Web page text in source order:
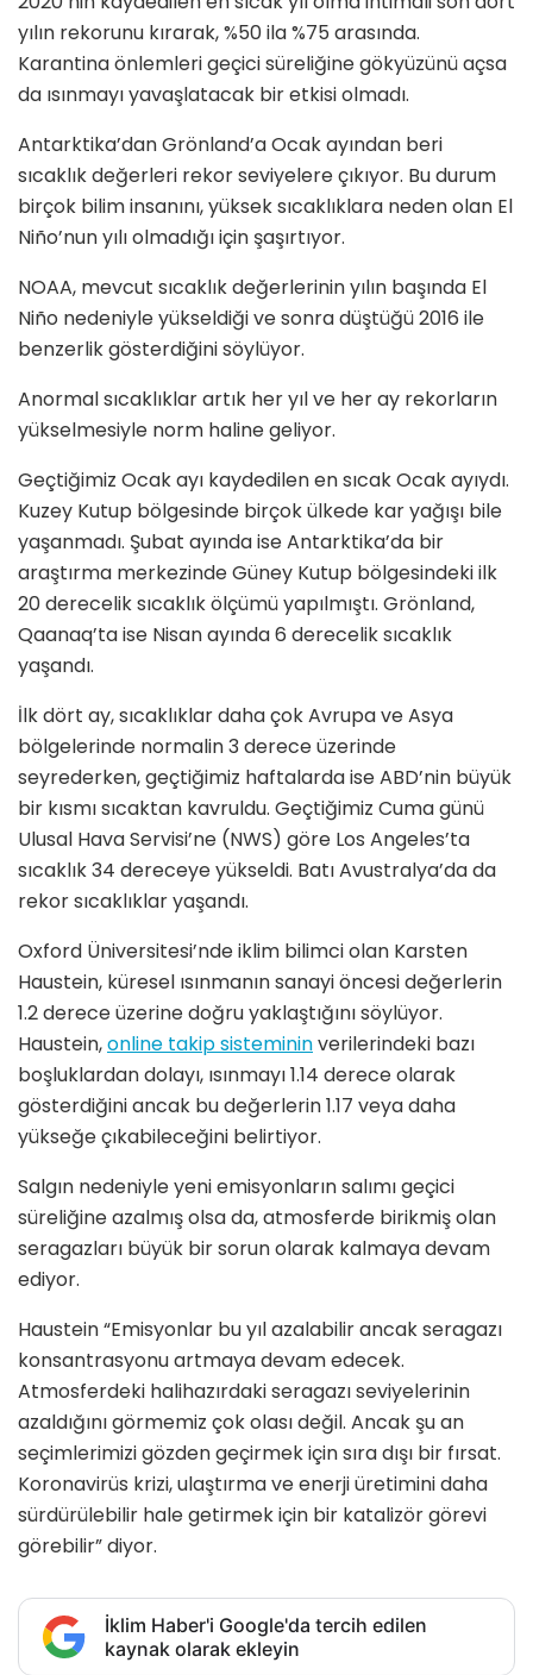
yılın rekorunu kırarak, %50 ila %75 arasında.
Karantina önlemleri geçici süreliğine gökyüzünü açsa
da ısınmayı yavaşlatacak bir etkisi olmadı.
Antarktika’dan Grönland’a Ocak ayından beri
sıcaklık değerleri rekor seviyelere çıkıyor. Bu durum
birçok bilim insanını, yüksek sıcaklıklara neden olan El
Niño’nun yılı olmadığı için şaşırtıyor.
NOAA, mevcut sıcaklık değerlerinin yılın başında El
Niño nedeniyle yükseldiği ve sonra düştüğü 2016 ile
benzerlik gösterdiğini söylüyor.
Anormal sıcaklıklar artık her yıl ve her ay rekorların
yükselmesiyle norm haline geliyor.
Geçtiğimiz Ocak ayı kaydedilen en sıcak Ocak ayıydı.
Kuzey Kutup bölgesinde birçok ülkede kar yağışı bile
yaşanmadı. Şubat ayında ise Antarktika’da bir
araştırma merkezinde Güney Kutup bölgesindeki ilk
20 derecelik sıcaklık ölçümü yapılmıştı. Grönland,
Qaanaq’ta ise Nisan ayında 6 derecelik sıcaklık
yaşandı.
İlk dört ay, sıcaklıklar daha çok Avrupa ve Asya
bölgelerinde normalin 3 derece üzerinde
seyrederken, geçtiğimiz haftalarda ise ABD’nin büyük
bir kısmı sıcaktan kavruldu. Geçtiğimiz Cuma günü
Ulusal Hava Servisi’ne (NWS) göre Los Angeles’ta
sıcaklık 34 dereceye yükseldi. Batı Avustralya’da da
rekor sıcaklıklar yaşandı.
Oxford Üniversitesi’nde iklim bilimci olan Karsten
Haustein, küresel ısınmanın sanayi öncesi değerlerin
1.2 derece üzerine doğru yaklaştığını söylüyor.
Haustein,online takip sistemininverilerindeki bazı
boşluklardan dolayı, ısınmayı 1.14 derece olarak
gösterdiğini ancak bu değerlerin 1.17 veya daha
yükseğe çıkabileceğini belirtiyor.
Salgın nedeniyle yeni emisyonların salımı geçici
süreliğine azalmış olsa da, atmosferde birikmiş olan
seragazları büyük bir sorun olarak kalmaya devam
ediyor.
Haustein “Emisyonlar bu yıl azalabilir ancak seragazı
konsantrasyonu artmaya devam edecek.
Atmosferdeki halihazırdaki seragazı seviyelerinin
azaldığını görmemiz çok olası değil. Ancak şu an
seçimlerimizi gözden geçirmek için sıra dışı bir fırsat.
Koronavirüs krizi, ulaştırma ve enerji üretimini daha
sürdürülebilir hale getirmek için bir katalizör görevi
görebilir” diyor.
İklim Haber'i Google'da tercih edilen
kaynak olarak ekleyin